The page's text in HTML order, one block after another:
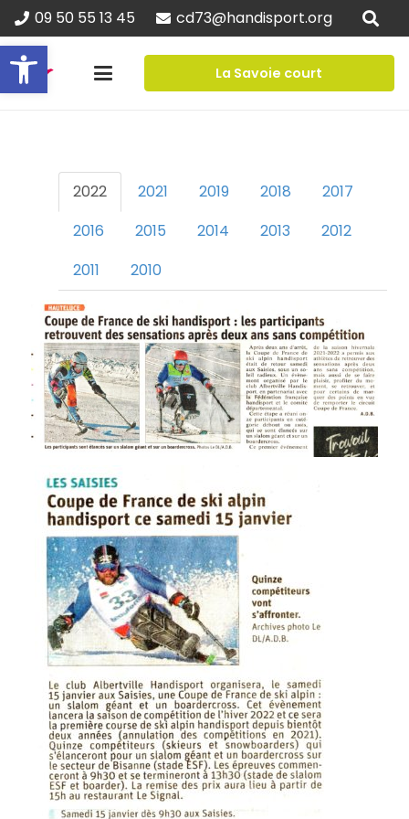
Ouvrir la barre d’outils
09 50 55 13 45 cd73@handisport.org
La Savoie court
2022 2021 2019 2018
2017
2016
2015 2014 2013
2012
2011
2010